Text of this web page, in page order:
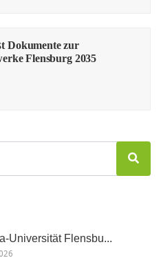
Dokumente zur
Flensburg 2035
Universität Flensbu...